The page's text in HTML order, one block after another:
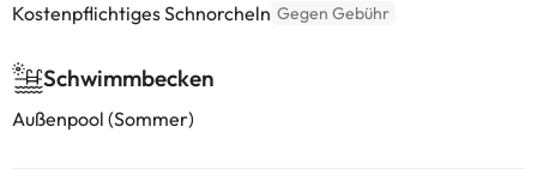
Kostenpflichtiges Schnorcheln Gegen Gebühr
Schwimmbecken
Außenpool (Sommer)